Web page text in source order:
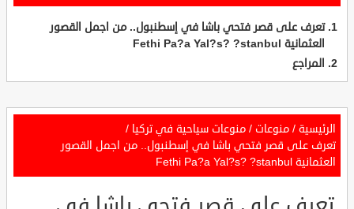
تعرف على قصر فتحي باشا في إسطنبول.. من اجمل القصور
العثمانية Fethi Pa?a Yal?s? ?stanbul
المراجع
الرئيسية / منوعات / منوعات سياحية في تركيا /
تعرف على قصر فتحي باشا في إسطنبول.. من اجمل القصور
العثمانية Fethi Pa?a Yal?s? ?stanbul